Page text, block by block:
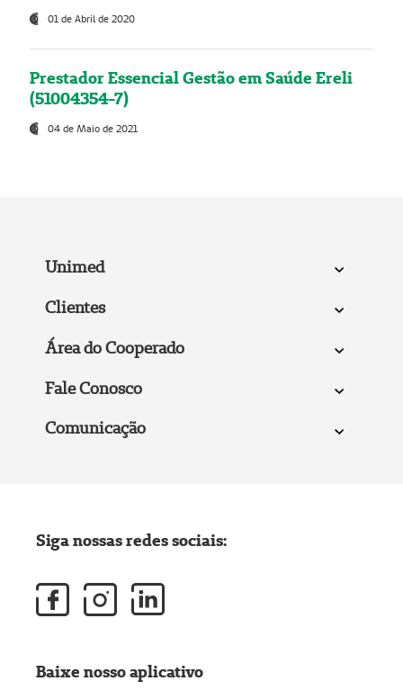
01 de Abril de 2020
Prestador Essencial Gestão em Saúde Ereli
(51004354-7)
04 de Maio de 2021
Unimed
Clientes
Área do Cooperado
Fale Conosco
Comunicação
Siga nossas redes sociais:
Baixe nosso aplicativo